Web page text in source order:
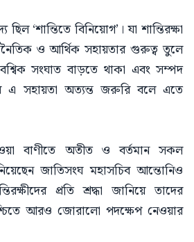
‘শান্তিতে বিনিয়োগ’। যা শান্তিরক্ষা
ও আর্থিক সহায়তার গুরুত্ব তুলে
সংঘাত বাড়তে থাকা এবং সম্পদ
এ সহায়তা অত্যন্ত জরুরি বলে এতে
বাণীতে অতীত ও বর্তমান সকল
জাতিসংঘ মহাসচিব আন্তোনিও
প্রতি শ্রদ্ধা জানিয়ে তাদের
আরও জোরালো পদক্ষেপ নেওয়ার